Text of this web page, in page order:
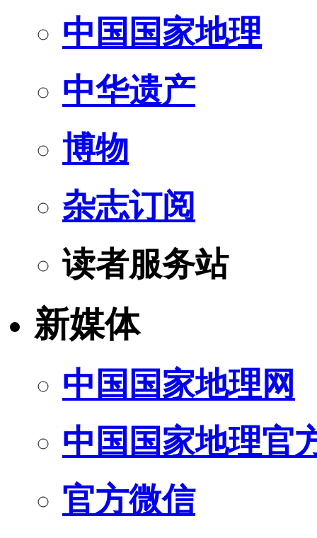
中国国家地理
中华遗产
博物
杂志订阅
读者服务站
新媒体
中国国家地理网
中国国家地理官
官方微信